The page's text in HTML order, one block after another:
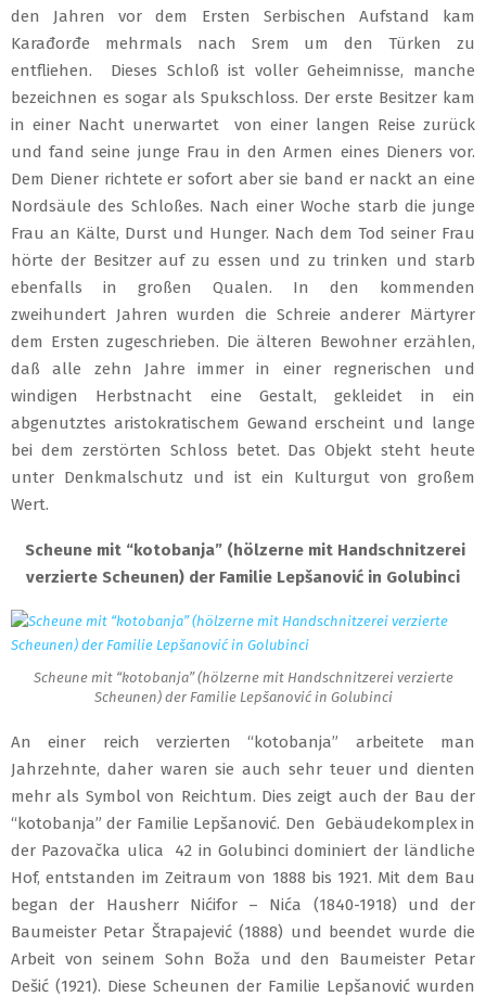
den Jahren vor dem Ersten Serbischen Aufstand kam
Karađorđe mehrmals nach Srem um den Türken zu
entfliehen. Dieses Schloß ist voller Geheimnisse, manche
bezeichnen es sogar als Spukschloss. Der erste Besitzer kam
in einer Nacht unerwartet von einer langen Reise zurück
und fand seine junge Frau in den Armen eines Dieners vor.
Dem Diener richtete er sofort aber sie band er nackt an eine
Nordsäule des Schloßes. Nach einer Woche starb die junge
Frau an Kälte, Durst und Hunger. Nach dem Tod seiner Frau
hörte der Besitzer auf zu essen und zu trinken und starb
ebenfalls in großen Qualen. In den kommenden
zweihundert Jahren wurden die Schreie anderer Märtyrer
dem Ersten zugeschrieben. Die älteren Bewohner erzählen,
daß alle zehn Jahre immer in einer regnerischen und
windigen Herbstnacht eine Gestalt, gekleidet in ein
abgenutztes aristokratischem Gewand erscheint und lange
bei dem zerstörten Schloss betet. Das Objekt steht heute
unter Denkmalschutz und ist ein Kulturgut von großem
Wert.
Scheune mit “kotobanja” (hölzerne mit Handschnitzerei
verzierte Scheunen) der Familie Lepšanović in Golubinci
Scheune mit “kotobanja” (hölzerne mit Handschnitzerei verzierte
Scheunen) der Familie Lepšanović in Golubinci
An einer reich verzierten “kotobanja” arbeitete man
Jahrzehnte, daher waren sie auch sehr teuer und dienten
mehr als Symbol von Reichtum. Dies zeigt auch der Bau der
“kotobanja” der Familie Lepšanović. Den Gebäudekomplex in
der Pazovačka ulica 42 in Golubinci dominiert der ländliche
Hof, entstanden im Zeitraum von 1888 bis 1921. Mit dem Bau
began der Hausherr Nićifor – Nića (1840-1918) und der
Baumeister Petar Štrapajević (1888) und beendet wurde die
Arbeit von seinem Sohn Boža und den Baumeister Petar
Dešić (1921). Diese Scheunen der Familie Lepšanović wurden